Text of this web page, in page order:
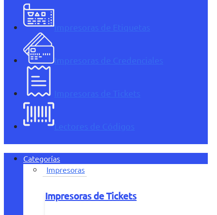
Impresoras de Etiquetas
Impresoras de Credenciales
Impresoras de Tickets
Lectores de Códigos
Categorías
Impresoras
Impresoras de Tickets